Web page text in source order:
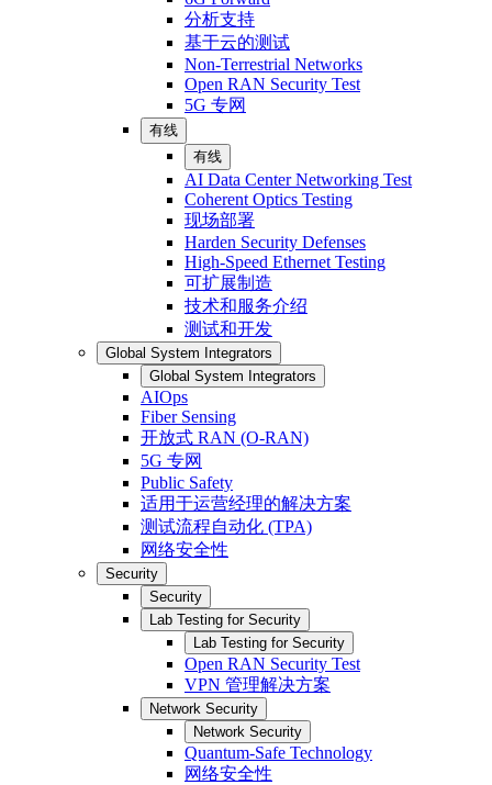
分析支持
基于云的测试
Non-Terrestrial Networks
Open RAN Security Test
5G 专网
有线
有线
AI Data Center Networking Test
Coherent Optics Testing
现场部署
Harden Security Defenses
High-Speed Ethernet Testing
可扩展制造
技术和服务介绍
测试和开发
Global System Integrators
Global System Integrators
AIOps
Fiber Sensing
开放式 RAN (O-RAN)
5G 专网
Public Safety
适用于运营经理的解决方案
测试流程自动化 (TPA)
网络安全性
Security
Security
Lab Testing for Security
Lab Testing for Security
Open RAN Security Test
VPN 管理解决方案
Network Security
Network Security
Quantum-Safe Technology
网络安全性